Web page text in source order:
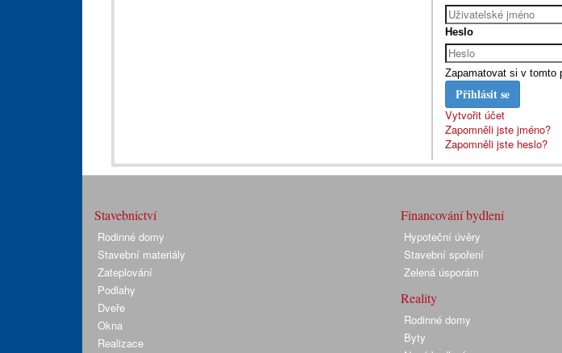
Heslo
Zapamatovat si v tomto
Přihlásit se
Vytvořit účet
Zapomněli jste jméno?
Zapomněli jste heslo?
Stavebnictví
Rodinné domy
Stavební materiály
Zateplování
Podlahy
Dveře
Okna
Realizace
Financování bydlení
Hypoteční úvěry
Stavební spoření
Zelená úsporám
Reality
Rodinné domy
Byty